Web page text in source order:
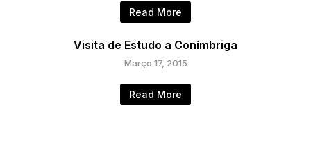
Read More
Visita de Estudo a Conímbriga
Março 17, 2015
Read More